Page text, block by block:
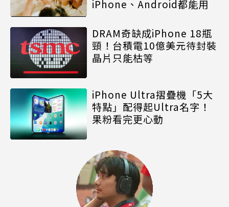
iPhone、Android都能用
DRAM奇缺成iPhone 18瓶
頸！台積電10億美元待封裝
晶片只能枯等
iPhone Ultra摺疊機「5大
特點」配得起Ultra名字！
果粉看完更心動